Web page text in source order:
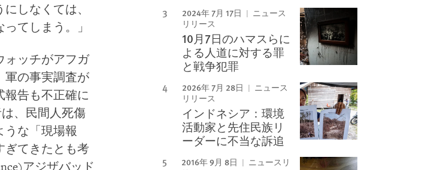
しなくては、
てしまう。」
ォッチがアフガ
軍の事実調査が
報告も不正確に
、民間人死傷
うな「現場報
ぎてきたとも考
アジザバッド
2024年 7月 17日
ニュース
リリース
10月7日のハマスらに
よる人道に対する罪
と戦争犯罪
2026年 7月 28日
ニュース
リリース
インドネシア：環境
活動家と先住民族リ
ーダーに不当な訴追
2016年 9月 8日
ニュースリ